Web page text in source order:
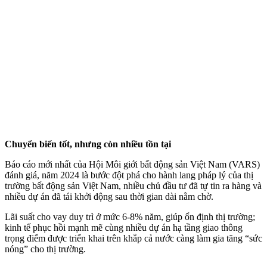
Chuyển biến tốt, nhưng còn nhiều tồn tại
Báo cáo mới nhất của Hội Môi giới bất động sản Việt Nam (VARS)
đánh giá, năm 2024 là bước đột phá cho hành lang pháp lý của thị
trường bất động sản Việt Nam, nhiều chủ đầu tư đã tự tin ra hàng và
nhiều dự án đã tái khởi động sau thời gian dài nằm chờ.
Lãi suất cho vay duy trì ở mức 6-8% năm, giúp ổn định thị trường;
kinh tế phục hồi mạnh mẽ cùng nhiều dự án hạ tầng giao thông
trọng điểm được triển khai trên khắp cả nước càng làm gia tăng “sức
nóng” cho thị trường.